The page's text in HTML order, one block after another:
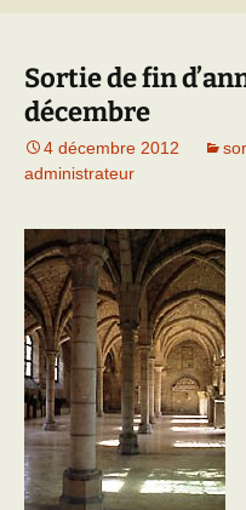
Sortie de fin
décembre
4 décembre 2012
administrateur